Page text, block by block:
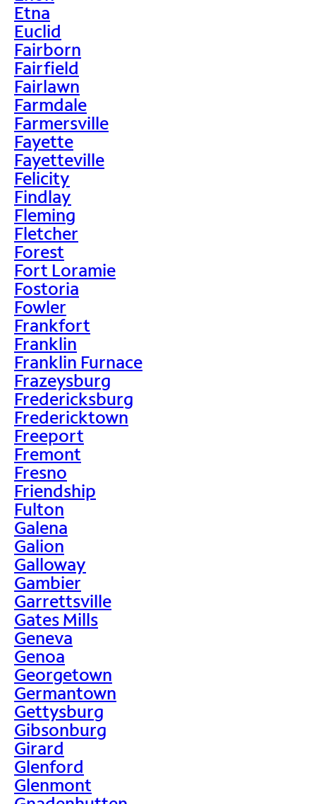
Etna
Euclid
Fairborn
Fairfield
Fairlawn
Farmdale
Farmersville
Fayette
Fayetteville
Felicity
Findlay
Fleming
Fletcher
Forest
Fort Loramie
Fostoria
Fowler
Frankfort
Franklin
Franklin Furnace
Frazeysburg
Fredericksburg
Fredericktown
Freeport
Fremont
Fresno
Friendship
Fulton
Galena
Galion
Galloway
Gambier
Garrettsville
Gates Mills
Geneva
Genoa
Georgetown
Germantown
Gettysburg
Gibsonburg
Girard
Glenford
Glenmont